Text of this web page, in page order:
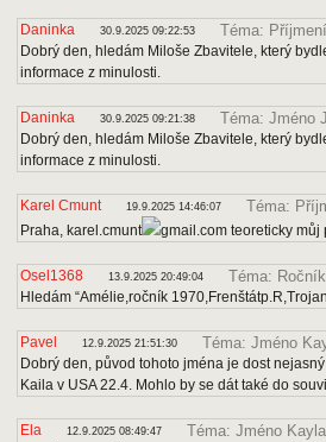
Daninka 30.9.2025 09:22:53 Téma:
Dobrý den, hledám Miloše Zbavitele, který
informace z minulosti.
Daninka 30.9.2025 09:21:38 Téma: Jméno
Dobrý den, hledám Miloše Zbavitele, který
informace z minulosti.
Karel Cmunt 19.9.2025 14:46:07 Téma:
Praha, karel.cmunt gmail.com teoreticky
Osel1368 13.9.2025 20:49:04 Téma:
Hledám “Amélie,ročník
Pavel 12.9.2025 21:51:30 Téma: Jméno
Dobrý den, původ tohoto jména je dost
Kaila v USA 22.4. Mohlo by se dát také do
Ela 12.9.2025 08:49:47 Téma: Jméno Kayla